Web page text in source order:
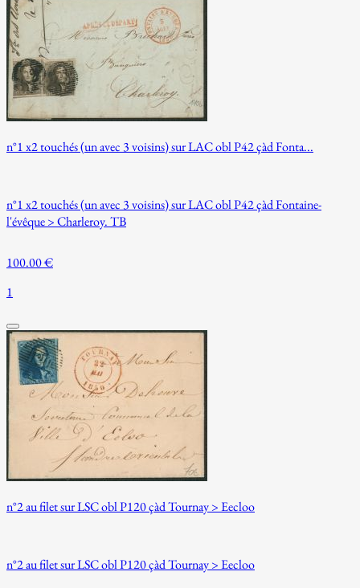
n°1 x2 touchés (un avec 3 voisins) sur LAC obl P42 çàd Fonta...
n°1 x2 touchés (un avec 3 voisins) sur LAC obl P42 çàd Fontaine-
l'évêque > Charleroy. TB
100.00 €
1
n°2 au filet sur LSC obl P120 çàd Tournay > Eecloo
n°2 au filet sur LSC obl P120 çàd Tournay > Eecloo